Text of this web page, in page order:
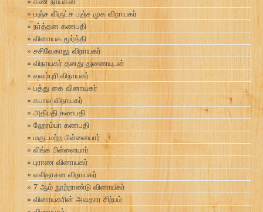
பஞ்ச விருட்ச பஞ்ச முக விநாயகர்
நர்த்தன கணபதி
வினாயக மூர்த்தி
சசிவேகாலு விநாயகர்
விநாயகர் தனது துணையுடன்
வலம்புரி விநாயகர்
பத்து கை வினாயகர்
கபால விநாயகர்
அதிபதி கணபதி
ஹேரம்பா கணபதி
மகுடமற்ற பிள்ளையார்
லிங்க பிள்ளையார்
புராண வினாயகர்
லலிதாசன விநாயகர்
7 ஆம் நூற்றாண்டு வினாயகர்
வினாயகரின் அவதார சிற்பம்